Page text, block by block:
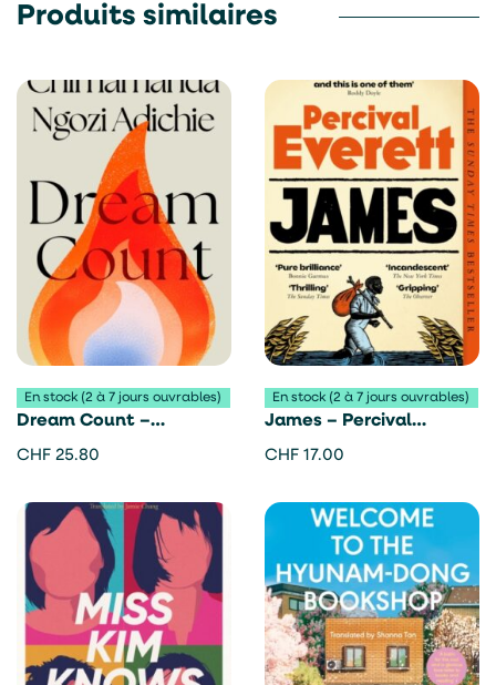
Produits similaires
En stock (2 à 7 jours ouvrables)
Dream Count –
Chimamanda Ngozi
CHF 25.80
En stock (2 à 7 jours ouvrables)
James – Percival
Everett
CHF 17.00